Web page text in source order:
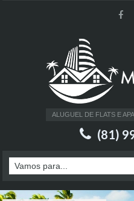
ALUGUEL DE FLATS E
(81)